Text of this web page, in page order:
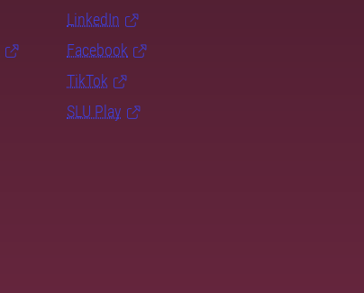
LinkedIn
Facebook
TikTok
SLU Play